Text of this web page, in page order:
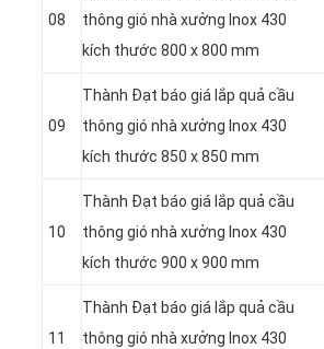
08
thông gió nhà xưởng Inox 430
kích thước 800 x 800 mm
09
Thành Đạt báo giá lắp quả cầu
thông gió nhà xưởng Inox 430
kích thước 850 x 850 mm
10
Thành Đạt báo giá lắp quả cầu
thông gió nhà xưởng Inox 430
kích thước 900 x 900 mm
11
Thành Đạt báo giá lắp quả cầu
thông gió nhà xưởng Inox 430